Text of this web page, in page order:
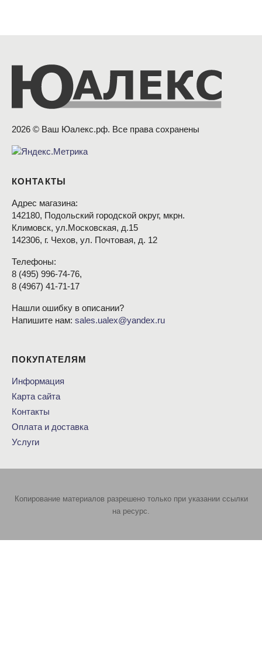
2026 © Ваш Юалекс.рф. Все права сохранены
КОНТАКТЫ
Адрес магазина:
142180, Подольский городской округ, мкрн.
Климовск, ул.Московская, д.15
142306, г. Чехов, ул. Почтовая, д. 12
Телефоны:
8 (495) 996-74-76,
8 (4967) 41-71-17
Нашли ошибку в описании?
Напишите нам: sales.ualex@yandex.ru
ПОКУПАТЕЛЯМ
Информация
Карта сайта
Контакты
Оплата и доставка
Услуги
Копирование материалов разрешено только при указании ссылки
на ресурс.